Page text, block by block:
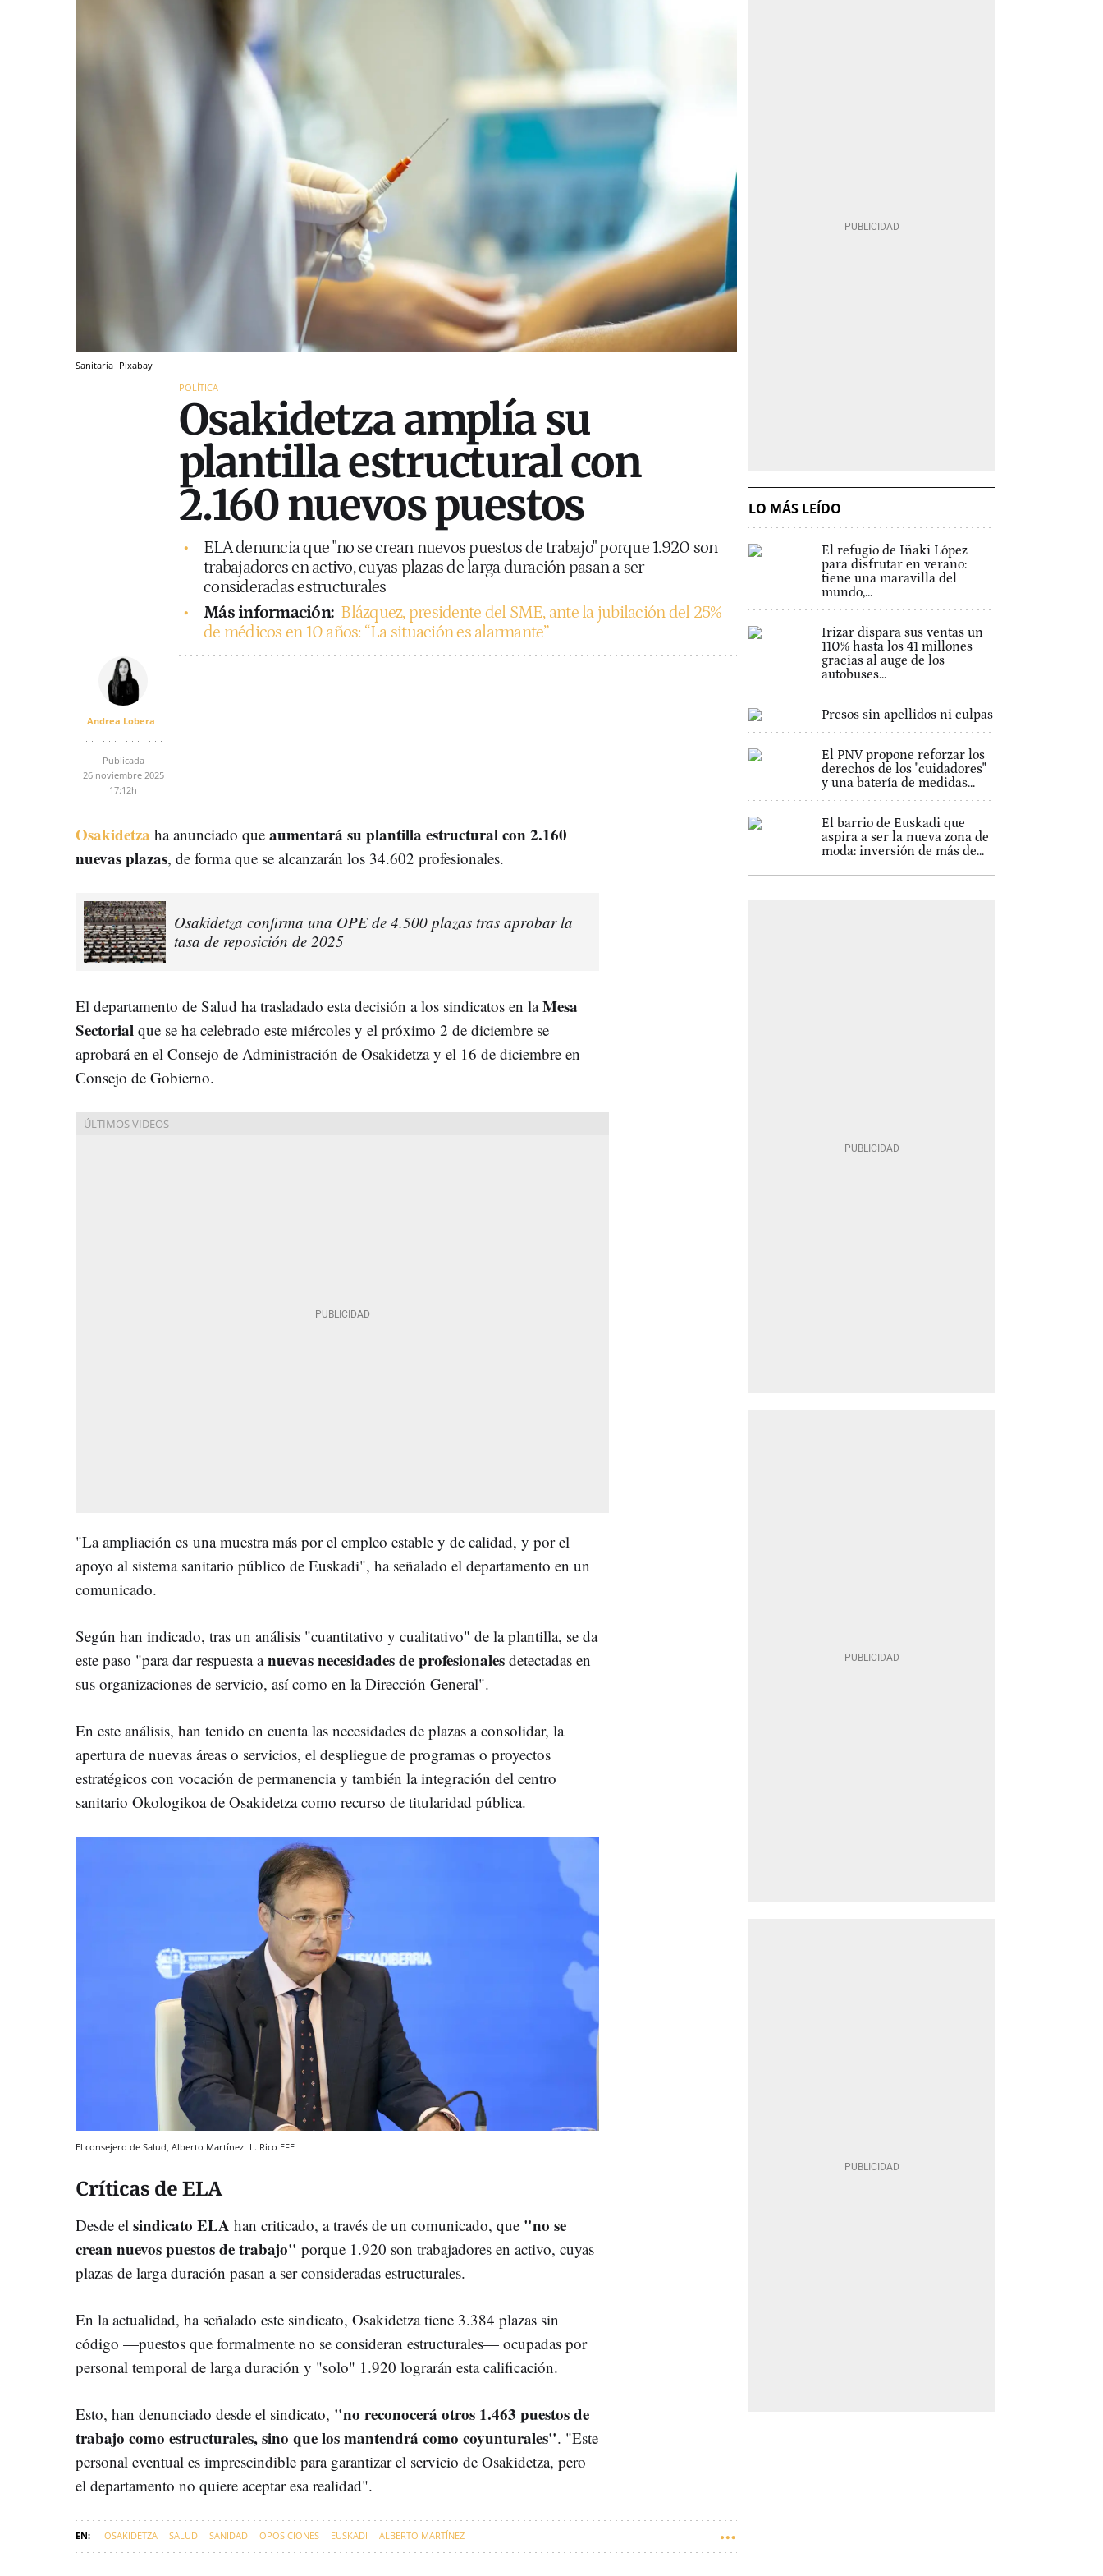
Sanitaria Pixabay
POLÍTICA
Osakidetza amplía su
plantilla estructural con
2.160 nuevos puestos
ELA denuncia que "no se crean nuevos puestos de trabajo" porque 1.920 son
trabajadores en activo, cuyas plazas de larga duración pasan a ser
consideradas estructurales
Más información: Blázquez, presidente del SME, ante la jubilación del 25%
de médicos en 10 años: “La situación es alarmante”
Andrea Lobera
Publicada
26 noviembre 2025
17:12h
Osakidetza ha anunciado que aumentará su plantilla estructural con 2.160
nuevas plazas, de forma que se alcanzarán los 34.602 profesionales.
Osakidetza confirma una OPE de 4.500 plazas tras aprobar la
tasa de reposición de 2025
El departamento de Salud ha trasladado esta decisión a los sindicatos en laMesa
Sectorial que se ha celebrado este miércoles y el próximo 2 de diciembre se
aprobará en el Consejo de Administración de Osakidetza y el 16 de diciembre en
Consejo de Gobierno.
"La ampliación es una muestra más por el empleo estable y de calidad, y por el
apoyo al sistema sanitario público de Euskadi", ha señalado el departamento en un
comunicado.
Según han indicado, tras un análisis "cuantitativo y cualitativo" de la plantilla, se da
este paso "para dar respuesta anuevas necesidades de profesionales detectadas en
sus organizaciones de servicio, así como en la Dirección General".
En este análisis, han tenido en cuenta las necesidades de plazas a consolidar, la
apertura de nuevas áreas o servicios, el despliegue de programas o proyectos
estratégicos con vocación de permanencia y también la integración del centro
sanitario Okologikoa de Osakidetza como recurso de titularidad pública.
El consejero de Salud, Alberto Martínez L. Rico EFE
Críticas de ELA
Desde el sindicato ELA han criticado, a través de un comunicado, que "no se
crean nuevos puestos de trabajo" porque 1.920 son trabajadores en activo, cuyas
plazas de larga duración pasan a ser consideradas estructurales.
En la actualidad, ha señalado este sindicato, Osakidetza tiene 3.384 plazas sin
código —puestos que formalmente no se consideran estructurales— ocupadas por
personal temporal de larga duración y "solo" 1.920 lograrán esta calificación.
Esto, han denunciado desde el sindicato, "no reconocerá otros 1.463 puestos de
trabajo como estructurales, sino que los mantendrá como coyunturales". "Este
personal eventual es imprescindible para garantizar el servicio de Osakidetza, pero
el departamento no quiere aceptar esa realidad".
OSAKIDETZA SALUD SANIDAD OPOSICIONES EUSKADI ALBERTO MARTÍNEZ
LO MÁS LEÍDO
El refugio de Iñaki López
para disfrutar en verano:
tiene una maravilla del
mundo,...
Irizar dispara sus ventas un
110% hasta los 41 millones
gracias al auge de los
autobuses...
Presos sin apellidos ni culpas
El PNV propone reforzar los
derechos de los "cuidadores"
y una batería de medidas...
El barrio de Euskadi que
aspira a ser la nueva zona de
moda: inversión de más de...